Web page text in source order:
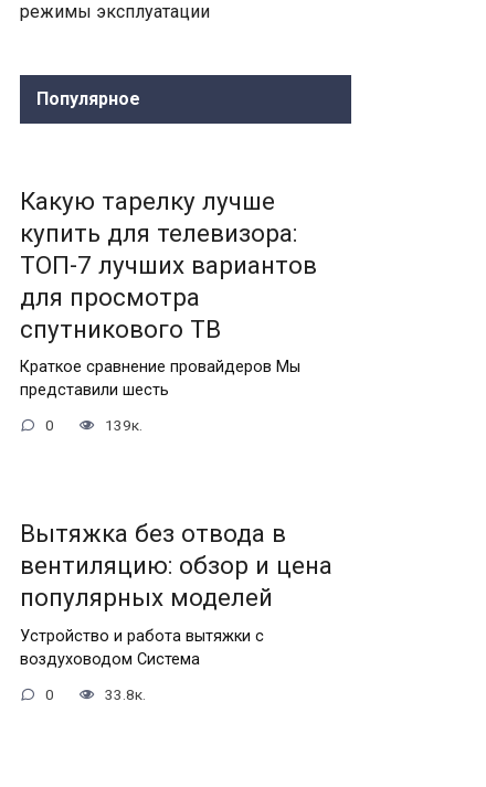
режимы эксплуатации
Популярное
Какую тарелку лучше
купить для телевизора:
ТОП-7 лучших вариантов
для просмотра
спутникового ТВ
Краткое сравнение провайдеров Мы
представили шесть
0 139к.
Вытяжка без отвода в
вентиляцию: обзор и цена
популярных моделей
Устройство и работа вытяжки с
воздуховодом Система
0 33.8к.